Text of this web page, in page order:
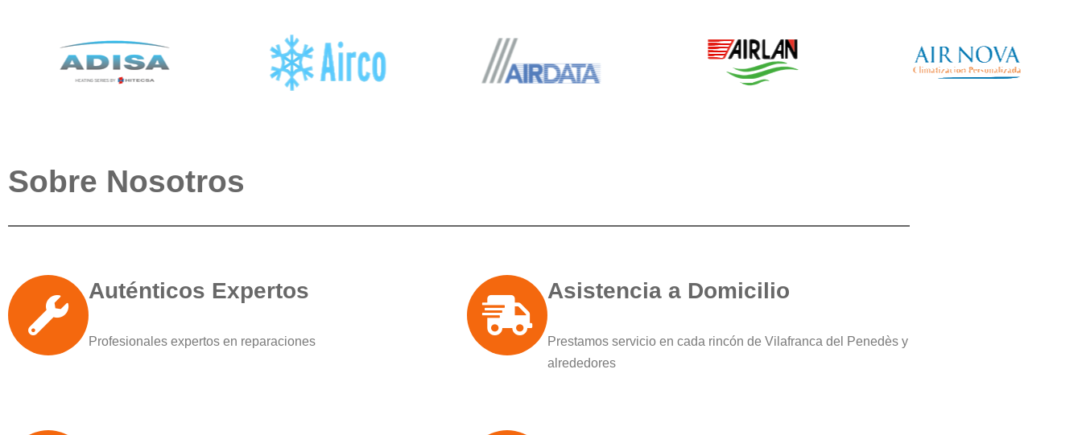
Sobre Nosotros
Auténticos Expertos
Profesionales expertos en reparaciones
Asistencia a Domicilio
Prestamos servicio en cada rincón de Vilafranca del Penedès y
alrededores